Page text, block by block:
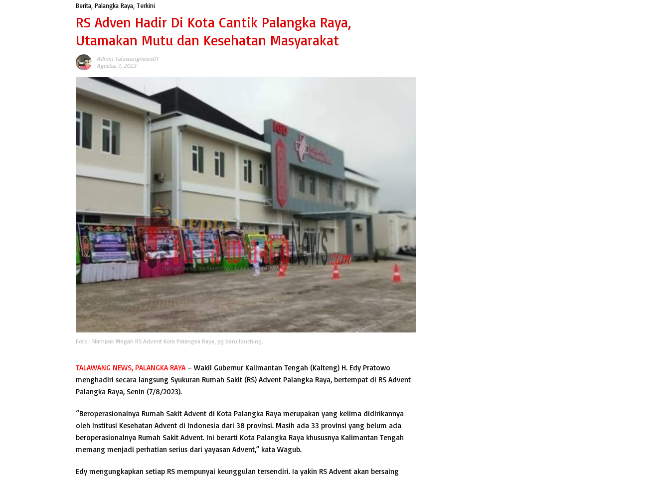
Berita Palangka Raya Terkini
RS Adven Hadir Di Kota Cantik Palangka Raya,
Utamakan Mutu dan Kesehatan Masyarakat
Admin Talawangnews01
Agustus 7, 2023
Foto : Nampak Megah RS Advent Kota Palangka Raya, yg baru louching.
TALAWANG NEWS, PALANGKA RAYA– Wakil Gubernur Kalimantan Tengah (Kalteng) H. Edy Pratowo
menghadiri secara langsung Syukuran Rumah Sakit (RS) Advent Palangka Raya, bertempat di RS Advent
Palangka Raya, Senin (7/8/2023).
“Beroperasionalnya Rumah Sakit Advent di Kota Palangka Raya merupakan yang kelima didirikannya
oleh Institusi Kesehatan Advent di Indonesia dari 38 provinsi. Masih ada 33 provinsi yang belum ada
beroperasionalnya Rumah Sakit Advent. Ini berarti Kota Palangka Raya khususnya Kalimantan Tengah
memang menjadi perhatian serius dari yayasan Advent,” kata Wagub.
Edy mengungkapkan setiap RS mempunyai keunggulan tersendiri. Ia yakin RS Advent akan bersaing